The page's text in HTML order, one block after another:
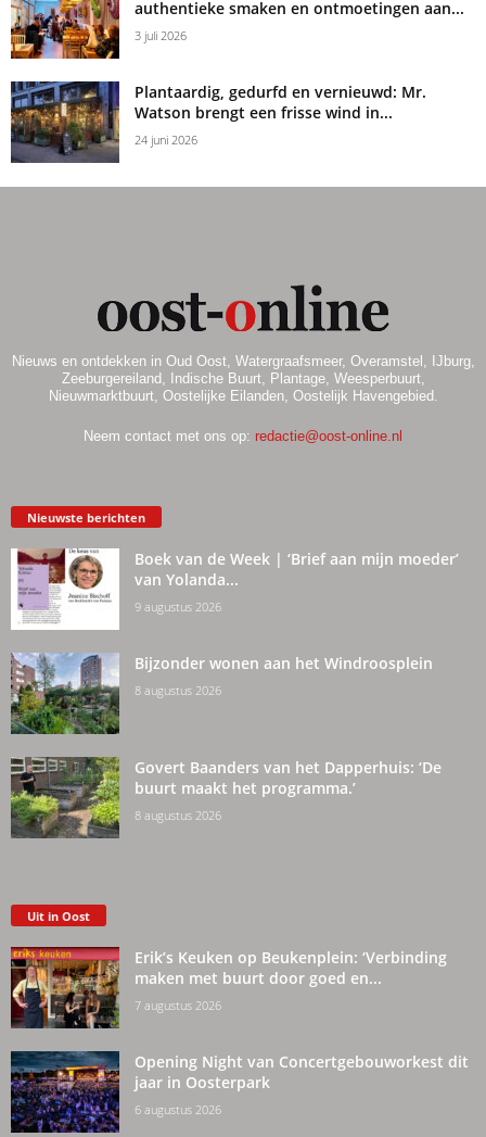
authentieke smaken en ontmoetingen aan...
3 juli 2026
Plantaardig, gedurfd en vernieuwd: Mr.
Watson brengt een frisse wind in...
24 juni 2026
Nieuws en ontdekken in Oud Oost, Watergraafsmeer, Overamstel, IJburg,
Zeeburgereiland, Indische Buurt, Plantage, Weesperbuurt,
Nieuwmarktbuurt, Oostelijke Eilanden, Oostelijk Havengebied.
Neem contact met ons op: redactie@oost-online.nl
Nieuwste berichten
Boek van de Week | ‘Brief aan mijn moeder’
van Yolanda...
9 augustus 2026
Bijzonder wonen aan het Windroosplein
8 augustus 2026
Govert Baanders van het Dapperhuis: ‘De
buurt maakt het programma.’
8 augustus 2026
Uit in Oost
Erik’s Keuken op Beukenplein: ‘Verbinding
maken met buurt door goed en...
7 augustus 2026
Opening Night van Concertgebouworkest dit
jaar in Oosterpark
6 augustus 2026